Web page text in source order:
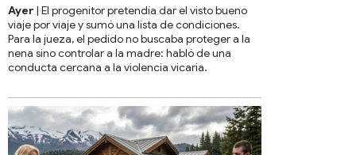
Ayer | El progenitor pretendía dar el visto bueno
viaje por viaje y sumó una lista de condiciones.
Para la jueza, el pedido no buscaba proteger a la
nena sino controlar a la madre: habló de una
conducta cercana a la violencia vicaria.